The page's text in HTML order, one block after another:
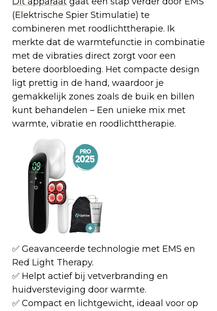
(Elektrische Spier Stimulatie) te
combineren met roodlichttherapie. Ik
merkte dat de warmtefunctie in combinatie
met de vibraties direct zorgt voor een
betere doorbloeding. Het compacte design
ligt prettig in de hand, waardoor je
gemakkelijk zones zoals de buik en billen
kunt behandelen – Een unieke mix met
warmte, vibratie en roodlichttherapie.
✅ Geavanceerde technologie met EMS en
Red Light Therapy.
✅ Helpt actief bij vetverbranding en
huidversteviging door warmte.
✅ Compact en lichtgewicht, ideaal voor op